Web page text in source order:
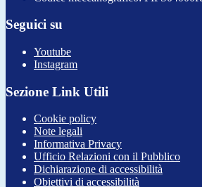
Seguici su
Youtube
Instagram
Sezione Link Utili
Cookie policy
Note legali
Informativa Privacy
Ufficio Relazioni con il Pubblico
Dichiarazione di accessibilità
Obiettivi di accessibilità